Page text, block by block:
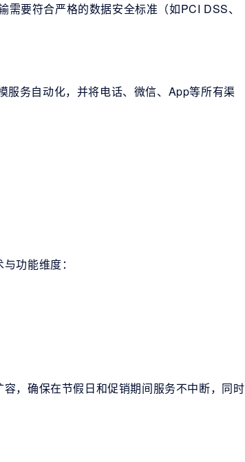
要符合严格的数据安全标准（如PCI DSS、
服务自动化，并将电话、微信、App等所有渠
功能维度：
，确保在节假日和促销期间服务不中断，同时